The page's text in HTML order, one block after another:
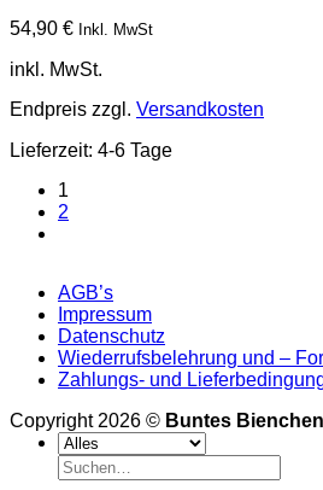
54,90 € Inkl. MwSt
inkl. MwSt.
Endpreis zzgl. Versandkosten
Lieferzeit: 4-6 Tage
1
2
AGB’s
Impressum
Datenschutz
Wiederrufsbelehrung und –
Zahlungs- und
Copyright 2026 © Buntes Bienchen
Suchen
nach: